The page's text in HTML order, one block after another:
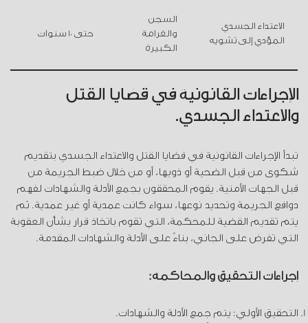
الاعتداء الجسدي
المؤدي إلى تشويه
السجن
والغرامة
الكبيرة
حتى 10 سنوات
الإجراءات القانونية في قضايا القتل
والاعتداء الجسدي.
تبدأ الإجراءات القانونية في قضايا القتل والاعتداء الجسدي بتقديم
شكوى من قبل الضحية أو ذويها، أو من خلال ضبط الجريمة من
قبل الجهات الأمنية. يقوم المحققون بجمع الأدلة والشهادات لفهم
دوافع الجريمة وتحديد نوعها، سواء كانت عمدية أو غير عمدية. ثم
يتم تقديم القضية للمحكمة، التي تقوم باتخاذ قرار بشأن العقوبة
التي تفرض على الجاني، بناءً على الأدلة والشهادات المقدمة.
إجراءات التحقيق والمحاكمة:
التحقيق الأولي: يتم جمع الأدلة والشهادات.